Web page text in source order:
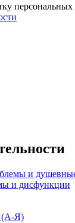
и
и дисфункции
(А-Я)